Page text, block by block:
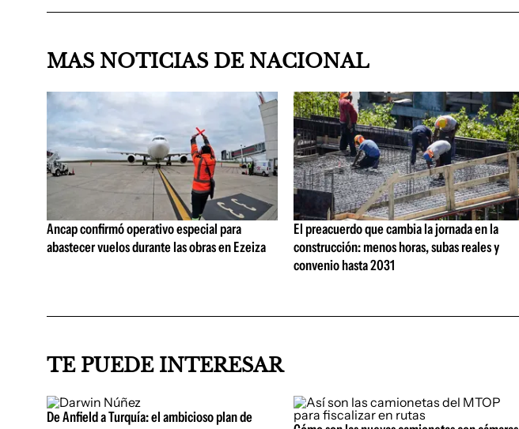
MAS NOTICIAS DE NACIONAL
Ancap confirmó operativo especial para
abastecer vuelos durante las obras en Ezeiza
El preacuerdo que cambia la jornada en la
construcción: menos horas, subas reales y
convenio hasta 2031
TE PUEDE INTERESAR
De Anfield a Turquía: el ambicioso plan de